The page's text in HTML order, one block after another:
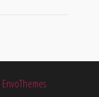
EnvoThemes